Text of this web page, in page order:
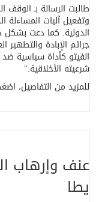
طالبت الرسالة بـ
وتفعيل آليات المساءلة
الدولية. كما دعت بشكل
جرائم الإبادة
الفيتو كأداة سياسية
شرعيته الأخلاقية".
للمزيد من التفاصيل،
عنف وإرهاب
يطا